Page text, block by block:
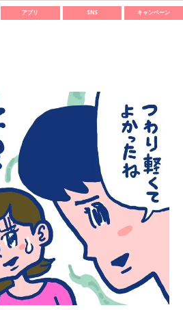
アプリ SNS キャンペーン